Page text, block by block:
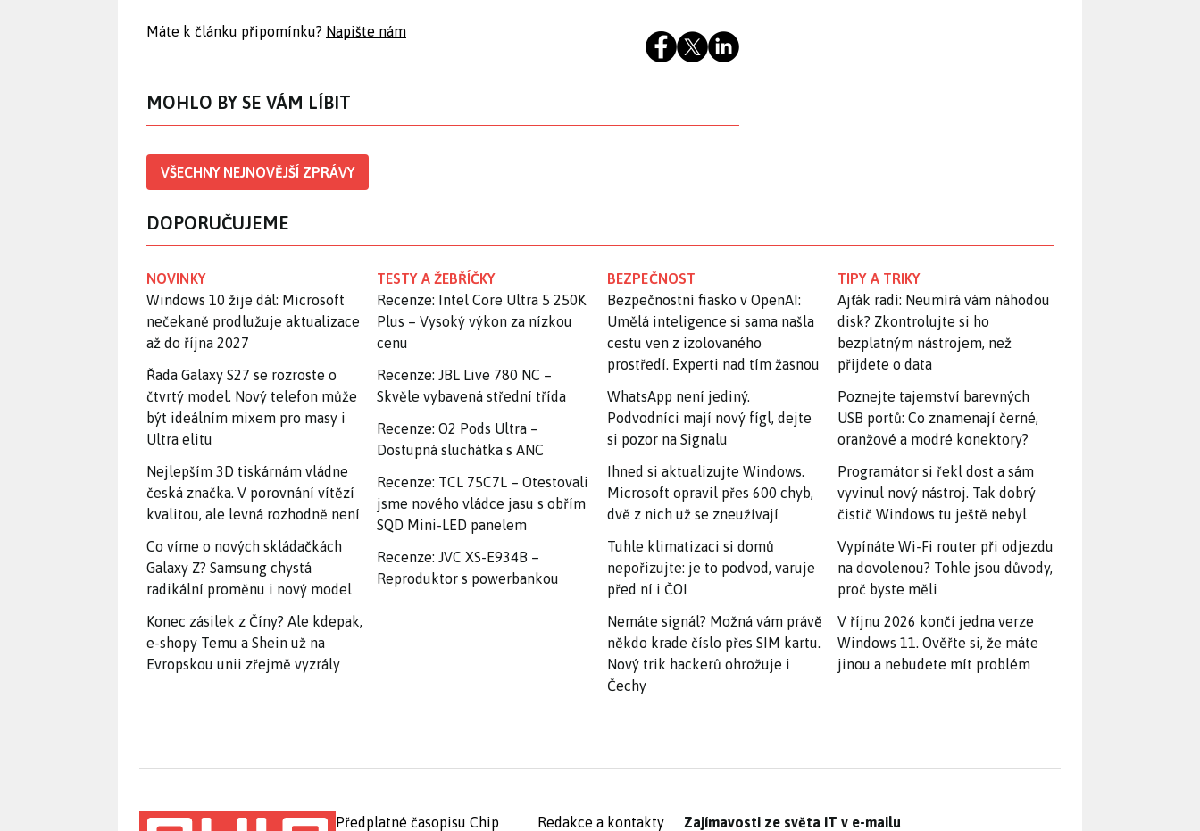
Máte k článku připomínku? Napište nám
MOHLO BY SE VÁM LÍBIT
VŠECHNY NEJNOVĚJŠÍ ZPRÁVY
DOPORUČUJEME
NOVINKY
Windows 10 žije dál: Microsoft
nečekaně prodlužuje aktualizace
až do října 2027
Řada Galaxy S27 se rozroste o
čtvrtý model. Nový telefon může
být ideálním mixem pro masy i
Ultra elitu
Nejlepším 3D tiskárnám vládne
česká značka. V porovnání vítězí
kvalitou, ale levná rozhodně není
Co víme o nových skládačkách
Galaxy Z? Samsung chystá
radikální proměnu i nový model
Konec zásilek z Číny? Ale kdepak,
e-shopy Temu a Shein už na
Evropskou unii zřejmě vyzrály
TESTY A ŽEBŘÍČKY
Recenze: Intel Core Ultra 5 250K
Plus – Vysoký výkon za nízkou
cenu
Recenze: JBL Live 780 NC –
Skvěle vybavená střední třída
Recenze: O2 Pods Ultra –
Dostupná sluchátka s ANC
Recenze: TCL 75C7L – Otestovali
jsme nového vládce jasu s obřím
SQD Mini-LED panelem
Recenze: JVC XS-E934B –
Reproduktor s powerbankou
BEZPEČNOST
Bezpečnostní fiasko v OpenAI:
Umělá inteligence si sama našla
cestu ven z izolovaného
prostředí. Experti nad tím žasnou
WhatsApp není jediný.
Podvodníci mají nový fígl, dejte
si pozor na Signalu
Ihned si aktualizujte Windows.
Microsoft opravil přes 600 chyb,
dvě z nich už se zneužívají
Tuhle klimatizaci si domů
nepořizujte: je to podvod, varuje
před ní i ČOI
Nemáte signál? Možná vám právě
někdo krade číslo přes SIM kartu.
Nový trik hackerů ohrožuje i
Čechy
TIPY A TRIKY
Ajťák radí: Neumírá vám náhodou
disk? Zkontrolujte si ho
bezplatným nástrojem, než
přijdete o data
Poznejte tajemství barevných
USB portů: Co znamenají černé,
oranžové a modré konektory?
Programátor si řekl dost a sám
vyvinul nový nástroj. Tak dobrý
čistič Windows tu ještě nebyl
Vypínáte Wi-Fi router při odjezdu
na dovolenou? Tohle jsou důvody,
proč byste měli
V říjnu 2026 končí jedna verze
Windows 11. Ověřte si, že máte
jinou a nebudete mít problém
Předplatné časopisu Chip
Redakce a kontakty
Zajímavosti ze světa IT v e-mailu